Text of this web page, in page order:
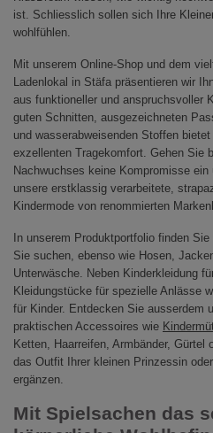
ist. Schliesslich sollen sich Ihre
wohlfühlen.
Mit unserem Online-Shop und dem
Ladenlokal in Stäfa präsentieren wir
aus funktioneller und anspruchsvoller
guten Schnitten, ausgezeichneten
und wasserabweisenden Stoffen
exzellenten Tragekomfort. Gehen Sie
Nachwuchses keine Kompromisse
unsere erstklassig verarbeitete,
Kindermode von renommierten
In unserem Produktportfolio finden
Sie suchen, ebenso wie Hosen,
Unterwäsche. Neben Kinderkleidung
Kleidungstücke für spezielle Anlässe
für Kinder. Entdecken Sie ausserdem
praktischen Accessoires wie
Ketten, Haarreifen, Armbänder,
das Outfit Ihrer kleinen Prinzessin
ergänzen.
Mit Spielsachen das